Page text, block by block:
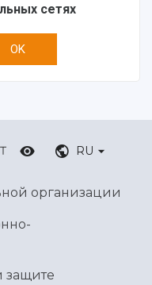
сетях
OK
RU
организации
защите